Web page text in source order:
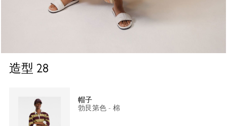
造型 28
帽子
勃艮第色 - 棉